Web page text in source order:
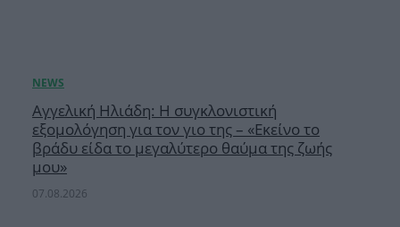
Αγγελική Ηλιάδη: Η συγκλονιστική
εξομολόγηση για τον γιο της – «Εκείνο το
βράδυ είδα το μεγαλύτερο θαύμα της ζωής
μου»
07.08.2026